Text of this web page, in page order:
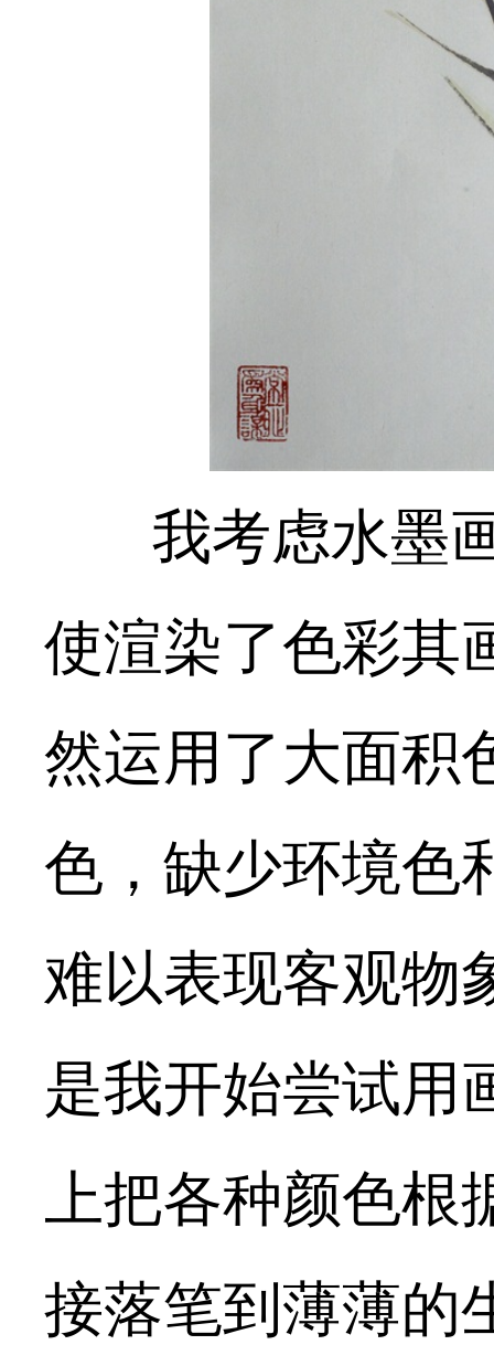
我考虑水墨
使渲染了色彩其
然运用了大面积
色，缺少环境色
难以表现客观物
是我开始尝试用
上把各种颜色根
接落笔到薄薄的